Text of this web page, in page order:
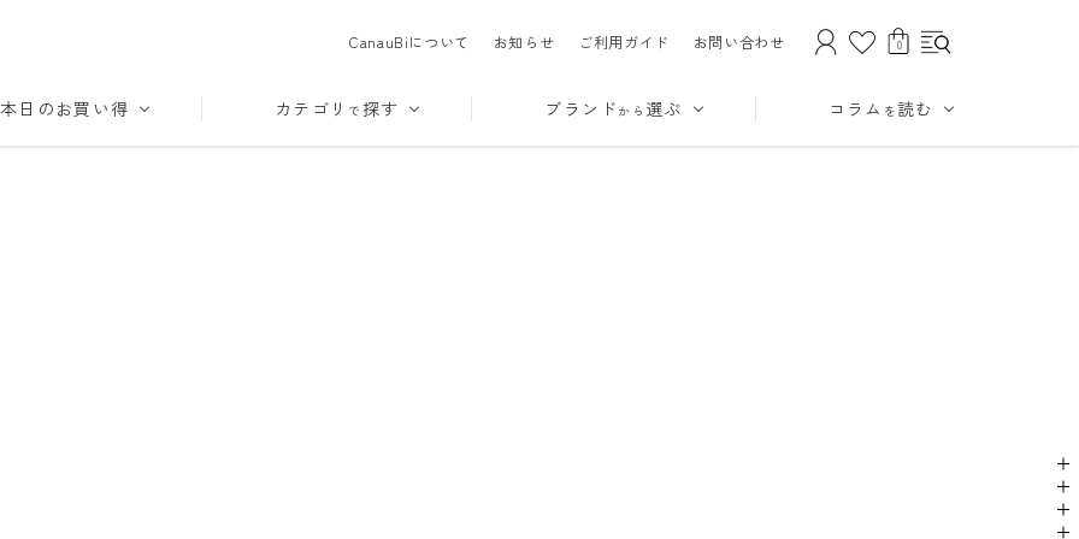
CanauBiについて お知らせ ご利用ガイド お問い合わせ 0
本日のお買い得 カテゴリ で探す ブランド から 選ぶ コラム を読む